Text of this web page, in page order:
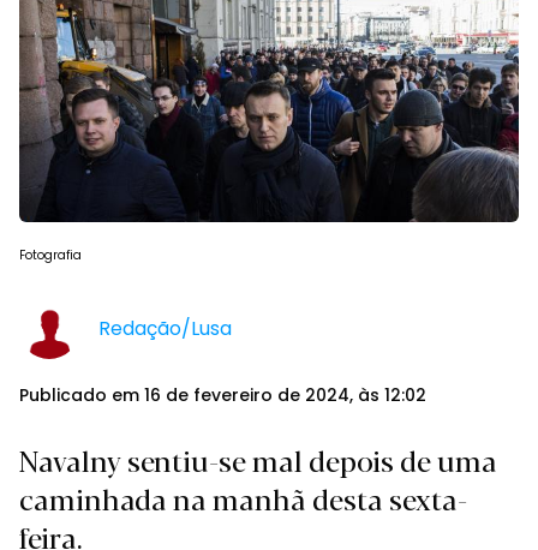
Fotografia
Redação/Lusa
Publicado em 16 de fevereiro de 2024, às 12:02
Navalny sentiu-se mal depois de uma
caminhada na manhã desta sexta-
feira.